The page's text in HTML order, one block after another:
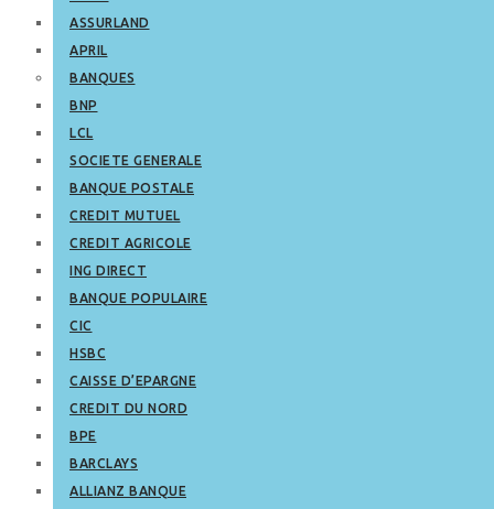
ASSURLAND
APRIL
BANQUES
BNP
LCL
SOCIETE GENERALE
BANQUE POSTALE
CREDIT MUTUEL
CREDIT AGRICOLE
ING DIRECT
BANQUE POPULAIRE
CIC
HSBC
CAISSE D’EPARGNE
CREDIT DU NORD
BPE
BARCLAYS
ALLIANZ BANQUE